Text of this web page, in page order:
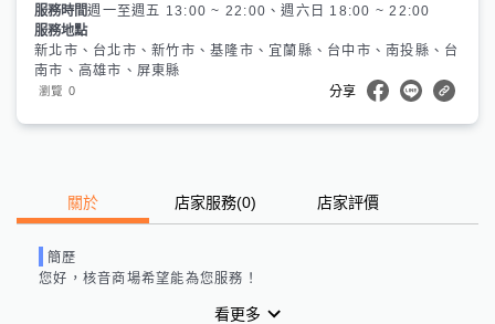
服務時間週一至週五 13:00 ~ 22:00、週六日 18:00 ~ 22:00
服務地點
新北市、台北市、新竹市、基隆市、宜蘭縣、台中市、南投縣、台
南市、高雄市、屏東縣
瀏覽 0 分享
關於 店家服務(0) 店家評價
簡歷
您好， 核音商場希望能為您服務！
看更多